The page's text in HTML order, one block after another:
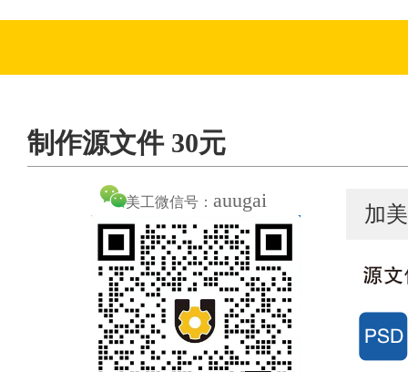
制作源文件 30元
美工微信号： auugai
加